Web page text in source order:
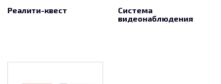
Реалити-квест
Система
видеонаблюдения